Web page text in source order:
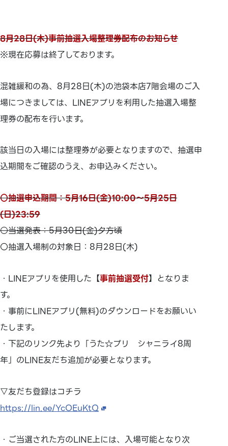
8月28日(木)事前抽選入場整理券配布のお知らせ
※現在応募は終了しております。
混雑緩和の為、8月28日(木)の池袋本店7階会場のご入
場につきましては、LINEアプリを利用した抽選入場整
理券の配布を行います。
該当日の入場には整理券が必要となりますので、抽選申
込期間をご確認のうえ、お申込みください。
○抽選申込期間：5月16日(金)10:00～5月25日
(日)23:59
○当選発表：5月30日(金)夕方頃
〇抽選入場制の対象日：8月28日(木)
・LINEアプリを使用した【事前抽選受付】となりま
す。
・事前にLINEアプリ(無料)のダウンロードをお願いい
たします。
・下記のリンク先より「うた☆プリ シャニライ8周
年」のLINE友だち追加が必要となります。
▽友だち登録はコチラ
https://lin.ee/YcOEuKtQ
・ご当選された方のLINE上には、入場可能となり次